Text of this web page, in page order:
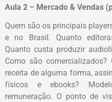
Aula 2 – Mercado & Vendas
Quem são os principais
e no Brasil. Quanto
Quanto custa produzir
Como são
receita de alguma forma,
físicos e ebooks?
remuneração. O ponto de